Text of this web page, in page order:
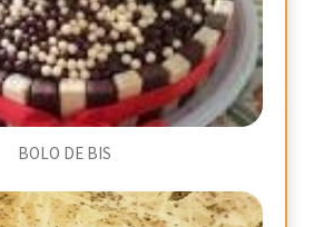
BOLO DE BIS